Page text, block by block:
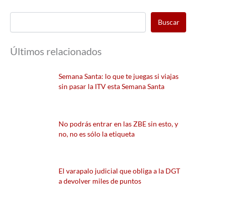
Buscar
Últimos relacionados
Semana Santa: lo que te juegas si viajas
sin pasar la ITV esta Semana Santa
No podrás entrar en las ZBE sin esto, y
no, no es sólo la etiqueta
El varapalo judicial que obliga a la DGT
a devolver miles de puntos